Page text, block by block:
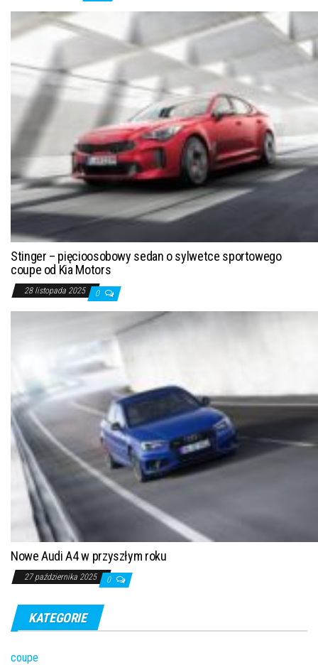
Stinger – pięcioosobowy sedan o sylwetce sportowego
coupe od Kia Motors
28 listopada 2025 0
Nowe Audi A4 w przyszłym roku
27 października 2025 0
KATEGORIE
coupe